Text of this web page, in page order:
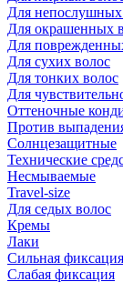
Для непослушных
Для окрашенных
Для
Для сухих волос
Для тонких волос
Для
Оттеночные
Против
Солнцезащитные
Технические
Несмываемые
Travel-size
Для седых волос
Кремы
Лаки
Сильная фиксация
Слабая фиксация